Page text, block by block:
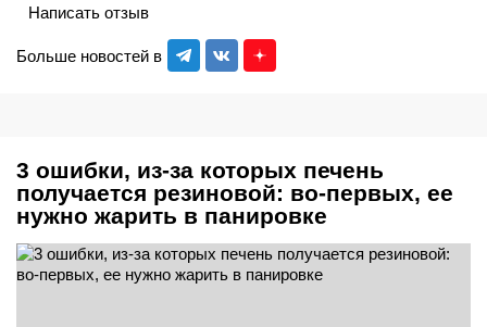
Больше новостей в
Написать отзыв
3 ошибки, из-за которых печень
получается резиновой: во-первых, ее
нужно жарить в панировке